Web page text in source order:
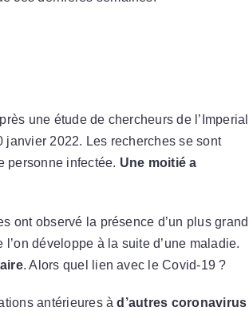
une étude de chercheurs de l’Imperial
janvier 2022. Les recherches se sont
personne infectée. Une moitié a
ont observé la présence d’un plus grand
développe à la suite d’une maladie.
. Alors quel lien avec le Covid-19 ?
antérieures àd’autres coronavirus